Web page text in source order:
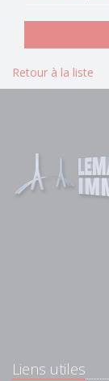
Retour à la liste
Liens utiles